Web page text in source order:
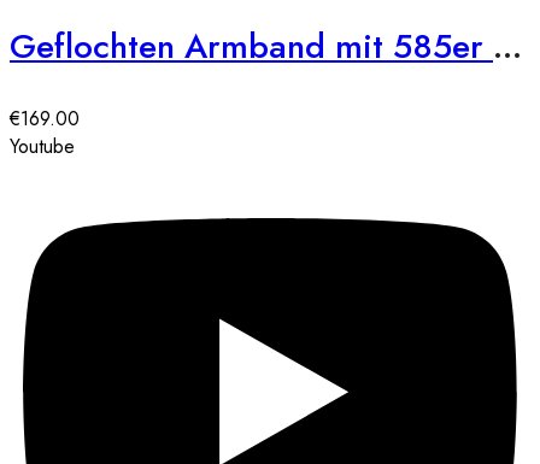
Geflochten Armband mit 585er Gelbgold und Onyx Steine
€169.00
Youtube